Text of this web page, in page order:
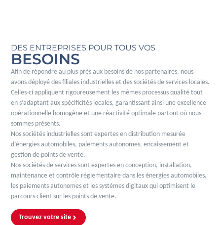
DES ENTREPRISES POUR TOUS VOS
BESOINS
Afin de répondre au plus près aux besoins de nos partenaires, nous
avons déployé des filiales industrielles et des sociétés de services locales.
Celles-ci appliquent rigoureusement les mêmes processus qualité tout
en s’adaptant aux spécificités locales, garantissant ainsi une excellence
opérationnelle homogène et une réactivité optimale partout où nous
sommes présents.
Nos sociétés industrielles sont expertes en distribution mesurée
d’énergies automobiles, paiements autonomes, encaissement et
gestion de points de vente.
Nos sociétés de services sont expertes en conception, installation,
maintenance et contrôle réglementaire dans les énergies automobiles,
les paiements autonomes et les systèmes digitaux qui optimisent le
parcours client sur les points de vente.
Trouvez votre site